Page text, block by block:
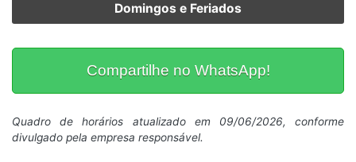
Domingos e Feriados
Compartilhe no WhatsApp!
Quadro de horários atualizado em 09/06/2026, conforme
divulgado pela empresa responsável.